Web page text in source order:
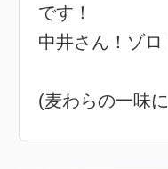
です！
中井さん！ゾロ
(麦わらの一味